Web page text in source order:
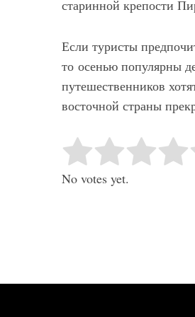
старинной крепости
Если туристы
то осенью популярны
путешественников
восточной страны
Rate this item:
No votes yet.